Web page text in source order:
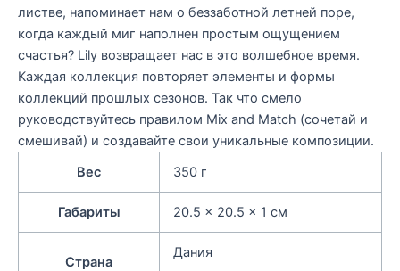
листве, напоминает нам о беззаботной летней поре,
когда каждый миг наполнен простым ощущением
счастья? Lily возвращает нас в это волшебное время.
Каждая коллекция повторяет элементы и формы
коллекций прошлых сезонов. Так что смело
руководствуйтесь правилом Mix and Match (сочетай и
смешивай) и создавайте свои уникальные композиции.
Вес
350 г
Габариты 20.5 × 20.5 × 1 см
Страна
Дания